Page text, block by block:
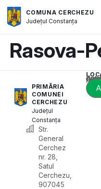
COMUNA CERCHEZU
JudețulConstanța
Rasova-
PRIMĂRIA
COMUNEI
CERCHEZU
Județul
Constanța
Str.
General
Cerchez
nr. 28,
Satul
Cerchezu,
907045
Acest conținut este blocat până când acceptați categoria corespunzătoare de cookie-uri.